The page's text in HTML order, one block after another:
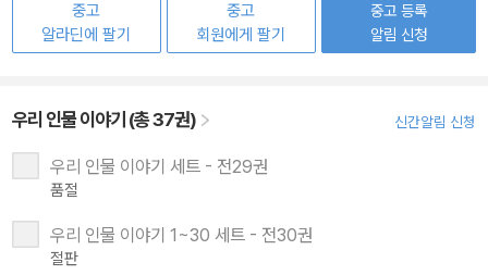
중고
알라딘에 팔기
중고
회원에게 팔기
중고 등록
알림 신청
우리 인물 이야기 (총 37권) 신간알림 신청
우리 인물 이야기 세트 - 전29권
품절
우리 인물 이야기 1~30 세트 - 전30권
절판